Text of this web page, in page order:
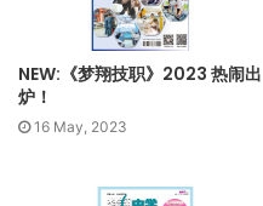
“当世界都在讲求解决问题的
要做出改变。”她表示，我们
生不只要有知识，还要有创意
且拥有解决问题的能力。“背
的教育需求。”
NEW:《梦翔技职》2023 热闹出
炉！
16 May, 2023